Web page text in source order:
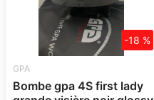
GPA
Bombe gpa 4S first lady
-18 %